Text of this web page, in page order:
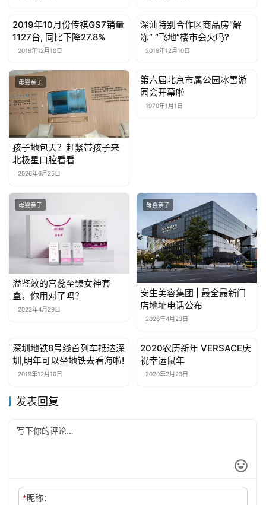
母婴亲子
2019年10月份传祺GS7销量
1127台, 同比下降27.8%
2019年12月10日
母婴亲子
深汕特别合作区商品房“解
冻” “飞地”楼市会火吗?
2019年12月10日
母婴亲子
孩子地包天？赶紧带孩子来
北极星口腔看看
2026年6月25日
母婴亲子
第六届北京市属公园冰雪游
园会开幕啦
1970年1月1日
母婴亲子
溢鉴效的宫蕊至臻女神套
盒，你用对了吗？
2022年4月29日
母婴亲子
安生美容集团 | 最全最新门
店地址电话公布
2026年4月23日
母婴亲子
深圳地铁8号线首列车抵达深
圳,明年可以坐地铁去看海啦!
2019年12月10日
母婴亲子
2020农历新年 VERSACE庆
祝幸运鼠年
2020年2月23日
发表回复
*昵称：